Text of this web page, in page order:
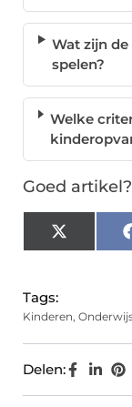
Wat zijn
spelen?
Welke
Goed
X
(Twitter)
Tags:
Kinderen,
Delen: